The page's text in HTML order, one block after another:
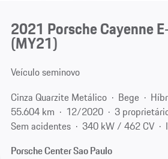
2021 Porsche Cayenne
(MY21)
Veículo seminovo
Cinza Quarzite Metálico
Bege
55.604 km
12/2020
3
Sem acidentes
340 kW / 462 CV
Porsche Center Sao Paulo